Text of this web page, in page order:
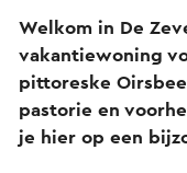
Welkom in De
vakantiewoning
pittoreske
pastorie en
je hier op een